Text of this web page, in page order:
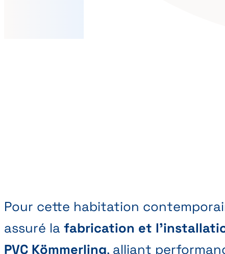
Pour cette habitation
assuré la fabrication et
PVC Kömmerling, alliant